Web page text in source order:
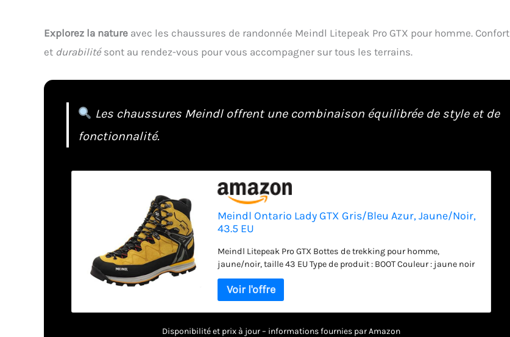
Explorez la nature avec les chaussures de randonnée Meindl Litepeak Pro GTX pour homme. Confort
et durabilitésont au rendez-vous pour vous accompagner sur tous les terrains.
Les chaussures Meindl offrent une combinaison équilibrée de style et de
fonctionnalité.
Meindl Ontario Lady GTX Gris/Bleu Azur, Jaune/Noir,
43.5 EU
Meindl Litepeak Pro GTX Bottes de trekking pour homme,
jaune/noir, taille 43 EU Type de produit : BOOT Couleur : jaune noir
Disponibilité et prix à jour – informations fournies par Amazon